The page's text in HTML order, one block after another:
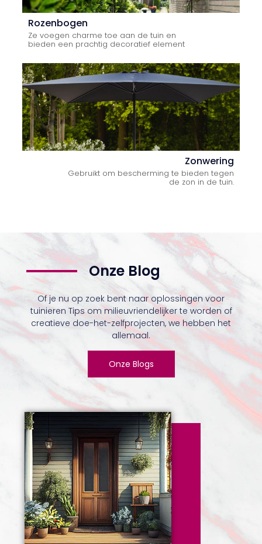
Rozenbogen
Ze voegen charme toe aan de tuin en
bieden een prachtig decoratief element
Zonwering
Gebruikt om bescherming te bieden tegen
de zon in de tuin.
Onze Blog
Of je nu op zoek bent naar oplossingen voor
tuinieren Tips om milieuvriendelijker te worden of
creatieve doe-het-zelfprojecten, we hebben het
allemaal.
Onze Blogs